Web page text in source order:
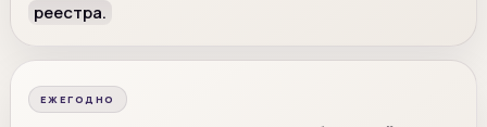
реестра.
ЕЖЕГОДНО